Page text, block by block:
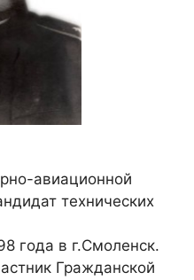
авиационной
технических
года в г.Смоленск.
Гражданской